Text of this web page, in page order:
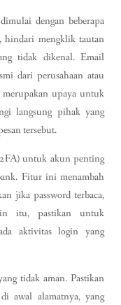
dengan beberapa
hindari mengklik tautan
tidak dikenal. Email
dari perusahaan atau
merupakan upaya untuk
langsung pihak yang
tersebut.
untuk akun penting
Fitur ini menambah
jika password terbaca,
itu, pastikan untuk
aktivitas login yang
tidak aman. Pastikan
awal alamatnya, yang